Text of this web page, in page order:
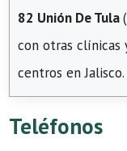
82 Unión De Tula
con otras clínicas
centros en Jalisco.
Teléfonos